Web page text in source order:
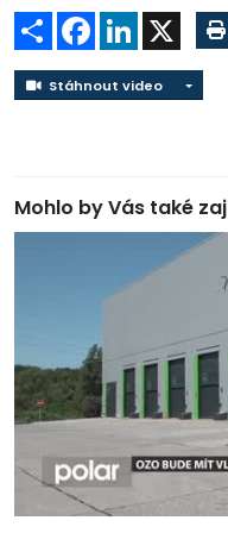
Sdílet Facebook
LinkedIn
Stáhnout video
Mohlo by Vás také